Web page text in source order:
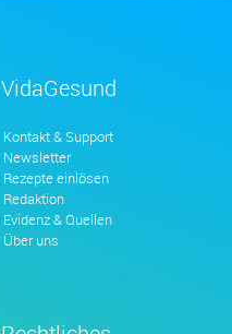
VidaGesund
Kontakt & Support
Newsletter
Rezepte einlösen
Redaktion
Evidenz & Quellen
Über uns